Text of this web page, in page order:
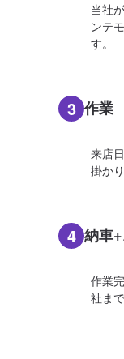
当社
ンテ
す。
3 作業
来店
掛か
4 納車
作業
社ま